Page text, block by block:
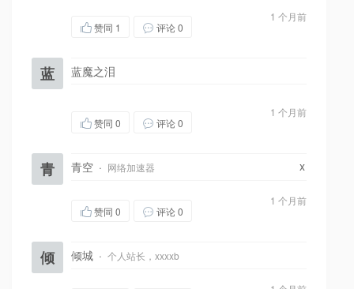
1 个月前
赞同 1 评论 0
蓝 蓝魔之泪
1 个月前
赞同 0 评论 0
青 青空 · 网络加速器 x
1 个月前
赞同 0 评论 0
倾 倾城 · 个人站长，xxxxb